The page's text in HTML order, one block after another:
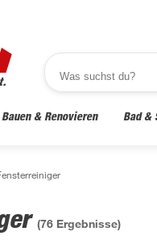
Bauen & Renovieren Bad &
(76 Ergebnisse)